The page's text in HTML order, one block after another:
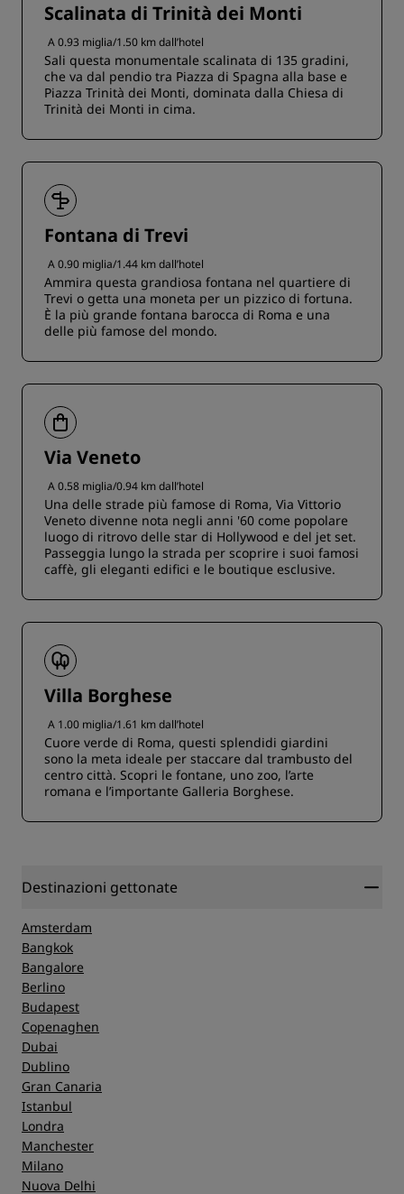
Scalinata di Trinità dei Monti
A 0.93 miglia/1.50 km dall’hotel
Sali questa monumentale scalinata di 135 gradini,
che va dal pendio tra Piazza di Spagna alla base e
Piazza Trinità dei Monti, dominata dalla Chiesa di
Trinità dei Monti in cima.
Fontana di Trevi
A 0.90 miglia/1.44 km dall’hotel
Ammira questa grandiosa fontana nel quartiere di
Trevi o getta una moneta per un pizzico di fortuna.
È la più grande fontana barocca di Roma e una
delle più famose del mondo.
Via Veneto
A 0.58 miglia/0.94 km dall’hotel
Una delle strade più famose di Roma, Via Vittorio
Veneto divenne nota negli anni '60 come popolare
luogo di ritrovo delle star di Hollywood e del jet set.
Passeggia lungo la strada per scoprire i suoi famosi
caffè, gli eleganti edifici e le boutique esclusive.
Villa Borghese
A 1.00 miglia/1.61 km dall’hotel
Cuore verde di Roma, questi splendidi giardini
sono la meta ideale per staccare dal trambusto del
centro città. Scopri le fontane, uno zoo, l’arte
romana e l’importante Galleria Borghese.
Destinazioni gettonate
Amsterdam
Bangkok
Bangalore
Berlino
Budapest
Copenaghen
Dubai
Dublino
Gran Canaria
Istanbul
Londra
Manchester
Milano
Nuova Delhi